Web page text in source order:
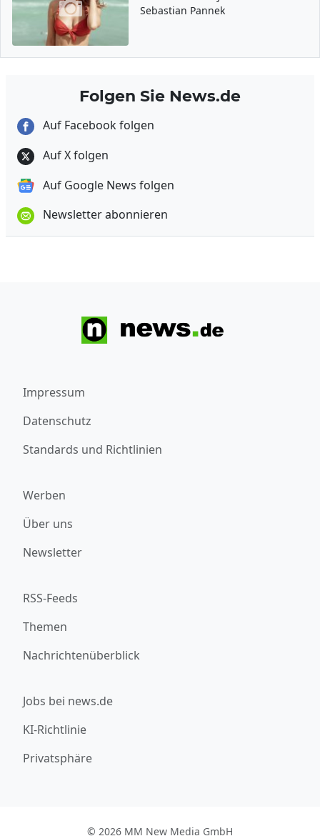
Sebastian Pannek
Folgen Sie News.de
Auf Facebook folgen
Auf X folgen
Auf Google News folgen
Newsletter abonnieren
Impressum
Datenschutz
Standards und Richtlinien
Werben
Über uns
Newsletter
RSS-Feeds
Themen
Nachrichtenüberblick
Jobs bei news.de
KI-Richtlinie
Privatsphäre
© 2026 MM New Media GmbH